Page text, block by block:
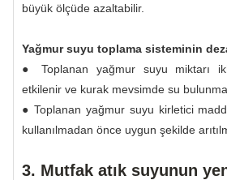
büyük ölçüde azaltabilir.
Yağmur suyu toplama sisteminin
● Toplanan yağmur suyu miktarı
etkilenir ve kurak mevsimde su
● Toplanan yağmur suyu kirletici
kullanılmadan önce uygun şekilde
3. Mutfak atık suyunun